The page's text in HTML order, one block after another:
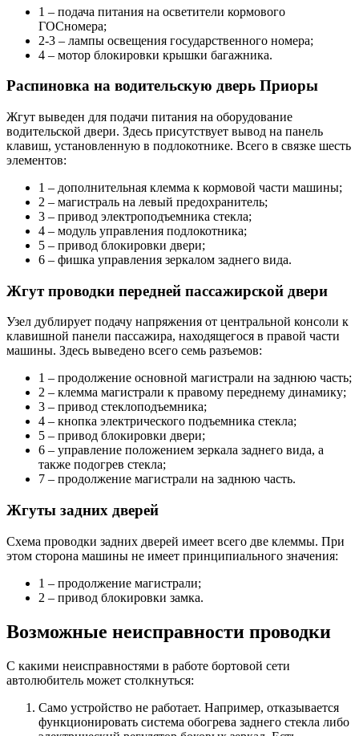
1 – подача питания на осветители кормового
ГОСномера;
2-3 – лампы освещения государственного номера;
4 – мотор блокировки крышки багажника.
Распиновка на водительскую дверь Приоры
Жгут выведен для подачи питания на оборудование
водительской двери. Здесь присутствует вывод на панель
клавиш, установленную в подлокотнике. Всего в связке шесть
элементов:
1 – дополнительная клемма к кормовой части машины;
2 – магистраль на левый предохранитель;
3 – привод электроподъемника стекла;
4 – модуль управления подлокотника;
5 – привод блокировки двери;
6 – фишка управления зеркалом заднего вида.
Жгут проводки передней пассажирской двери
Узел дублирует подачу напряжения от центральной консоли к
клавишной панели пассажира, находящегося в правой части
машины. Здесь выведено всего семь разъемов:
1 – продолжение основной магистрали на заднюю часть;
2 – клемма магистрали к правому переднему динамику;
3 – привод стеклоподъемника;
4 – кнопка электрического подъемника стекла;
5 – привод блокировки двери;
6 – управление положением зеркала заднего вида, а
также подогрев стекла;
7 – продолжение магистрали на заднюю часть.
Жгуты задних дверей
Схема проводки задних дверей имеет всего две клеммы. При
этом сторона машины не имеет принципиального значения:
1 – продолжение магистрали;
2 – привод блокировки замка.
Возможные неисправности проводки
С какими неисправностями в работе бортовой сети
автолюбитель может столкнуться:
Само устройство не работает. Например, отказывается
функционировать система обогрева заднего стекла либо